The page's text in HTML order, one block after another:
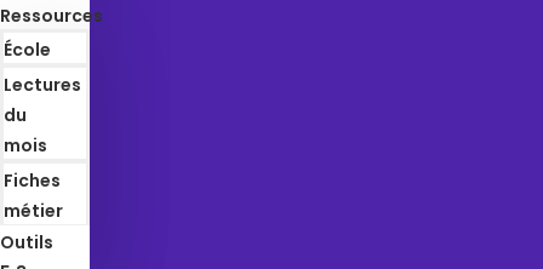
Ressources
École
Lectures
du
mois
Fiches
métier
Outils